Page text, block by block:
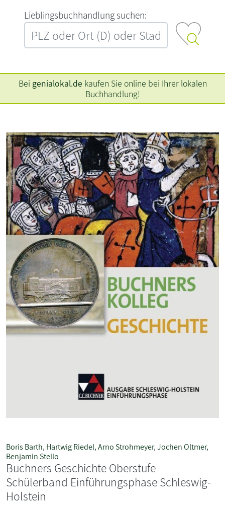
L‍i‍e‍b‍l‍i‍n‍g‍s‍b‍u‍c‍h‍h‍a‍n‍d‍l‍u‍n‍g‍ ‍s‍u‍c‍h‍e‍n‍:‍
Bei genialokal.de kaufen Sie online bei Ihrer lokalen
Buchhandlung!
Boris Barth, Hartwig Riedel,Arno Strohmeyer,Jochen Oltmer,
Benjamin Stello
Buchners Geschichte Oberstufe
Schülerband Einführungsphase Schleswig-
Holstein